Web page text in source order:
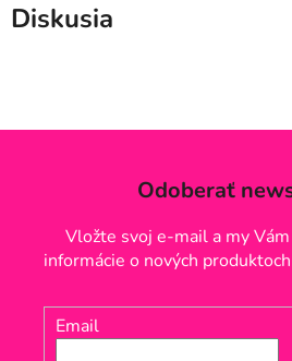
Diskusia
Odoberať
Vložte svoj e-mail a my
informácie o nových
Email